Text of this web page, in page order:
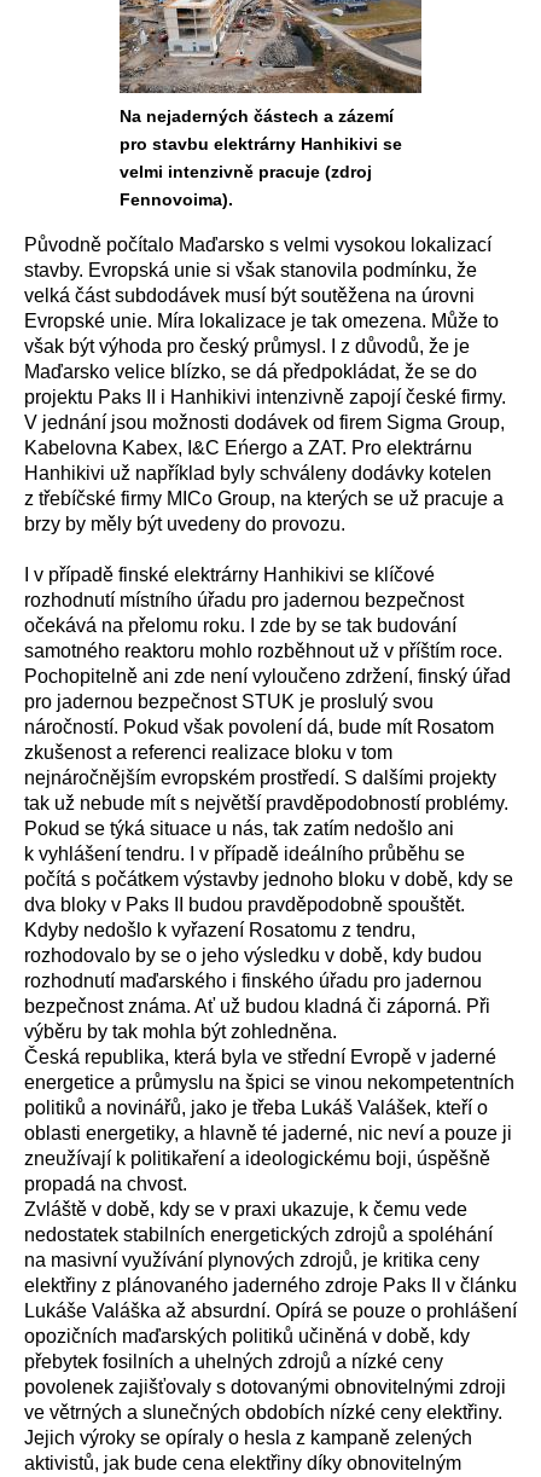
Na nejaderných částech a zázemí
pro stavbu elektrárny Hanhikivi se
velmi intenzivně pracuje (zdroj
Fennovoima).
Původně počítalo Maďarsko s velmi vysokou lokalizací
stavby. Evropská unie si však stanovila podmínku, že
velká část subdodávek musí být soutěžena na úrovni
Evropské unie. Míra lokalizace je tak omezena. Může to
však být výhoda pro český průmysl. I z důvodů, že je
Maďarsko velice blízko, se dá předpokládat, že se do
projektu Paks II i Hanhikivi intenzivně zapojí české firmy.
V jednání jsou možnosti dodávek od firem Sigma Group,
Kabelovna Kabex, I &C Eńergo a ZAT. Pro elektrárnu
Hanhikivi už například byly schváleny dodávky kotelen
z třebíčské firmy MICo Group, na kterých se už pracuje a
brzy by měly být uvedeny do provozu.
I v případě finské elektrárny Hanhikivi se klíčové
rozhodnutí místního úřadu pro jadernou bezpečnost
očekává na přelomu roku. I zde by se tak budování
samotného reaktoru mohlo rozběhnout už v příštím roce.
Pochopitelně ani zde není vyloučeno zdržení, finský úřad
pro jadernou bezpečnost STUK je proslulý svou
náročností. Pokud však povolení dá, bude mít Rosatom
zkušenost a referenci realizace bloku v tom
nejnáročnějším evropském prostředí. S dalšími projekty
tak už nebude mít s největší pravděpodobností problémy.
Pokud se týká situace u nás, tak zatím nedošlo ani
k vyhlášení tendru. I v případě ideálního průběhu se
počítá s počátkem výstavby jednoho bloku v době, kdy se
dva bloky v Paks II budou pravděpodobně spouštět.
Kdyby nedošlo k vyřazení Rosatomu z tendru,
rozhodovalo by se o jeho výsledku v době, kdy budou
rozhodnutí maďarského i finského úřadu pro jadernou
bezpečnost známa. Ať už budou kladná či záporná. Při
výběru by tak mohla být zohledněna.
Česká republika, která byla ve střední Evropě v jaderné
energetice a průmyslu na špici se vinou nekompetentních
politiků a novinářů, jako je třeba Lukáš Valášek, kteří o
oblasti energetiky, a hlavně té jaderné, nic neví a pouze ji
zneužívají k politikaření a ideologickému boji, úspěšně
propadá na chvost.
Zvláště v době, kdy se v praxi ukazuje, k čemu vede
nedostatek stabilních energetických zdrojů a spoléhání
na masivní využívání plynových zdrojů, je kritika ceny
elektřiny z plánovaného jaderného zdroje Paks II v článku
Lukáše Valáška až absurdní. Opírá se pouze o prohlášení
opozičních maďarských politiků učiněná v době, kdy
přebytek fosilních a uhelných zdrojů a nízké ceny
povolenek zajišťovaly s dotovanými obnovitelnými zdroji
ve větrných a slunečných obdobích nízké ceny elektřiny.
Jejich výroky se opíraly o hesla z kampaně zelených
aktivistů, jak bude cena elektřiny díky obnovitelným